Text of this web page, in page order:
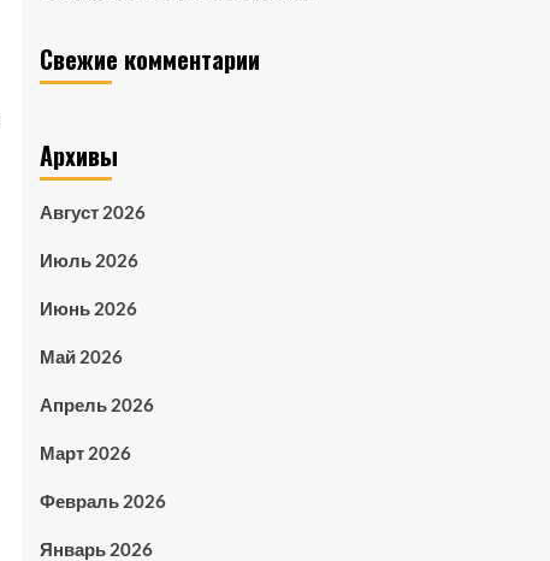
Свежие комментарии
Архивы
Август 2026
Июль 2026
Июнь 2026
Май 2026
Апрель 2026
Март 2026
Февраль 2026
Январь 2026